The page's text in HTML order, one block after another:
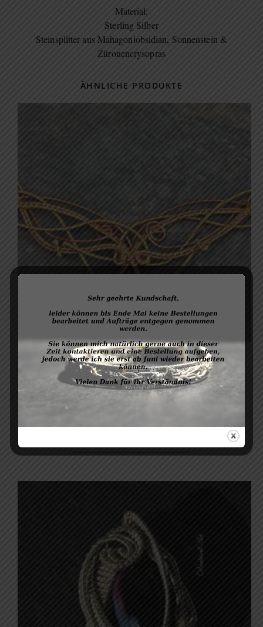
Material:
Sterling Silber
Steinsplitter aus Mahagoniobsidian, Sonnenstein &
Zitronencrysopras
ÄHNLICHE PRODUKTE
Elfenschmuck
45,00€